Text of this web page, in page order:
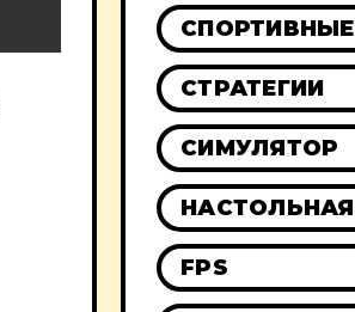
СПОРТИВНЫЕ
СТРАТЕГИИ
СИМУЛЯТОР
НАСТОЛЬНАЯ
FPS